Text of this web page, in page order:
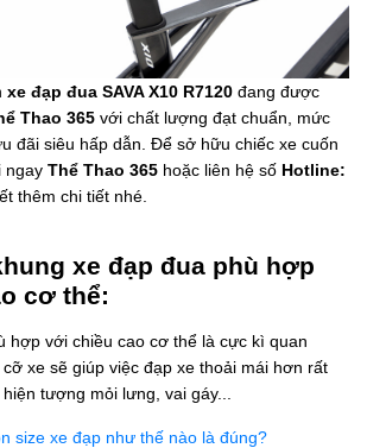
xe đạp đua SAVA X10 R7120 đang được
Thao 365 với chất lượng đạt chuẩn, mức
đãi siêu hấp dẫn. Để sở hữu chiếc xe cuốn
ngay Thể Thao 365 hoặc liên hệ số Hotline:
thêm chi tiết nhé.
xe đạp đua phù hợp
cơ thể:
hợp với chiều cao cơ thể là cực kì quan
xe sẽ giúp việc đạp xe thoải mái hơn rất
tượng mỏi lưng, vai gáy...
size xe đạp như thế nào là đúng?